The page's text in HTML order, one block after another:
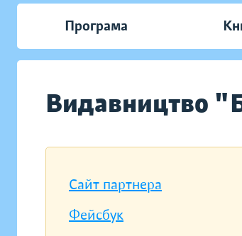
Програма
Видавництво
Сайт партнера
Фейсбук